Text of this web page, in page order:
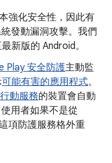
強化安全性，因此有
發動漏洞攻擊。我們
新版的 Android。
Play 安全防護主動監
可能有害的應用程式。
動服務的裝置會自動
用者如果不是從
項防護服務格外重